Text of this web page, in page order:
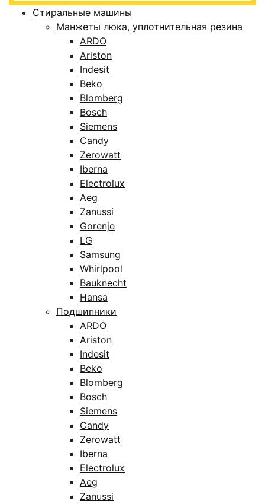
Стиральные машины
Манжеты люка, уплотнительная резина
ARDO
Ariston
Indesit
Beko
Blomberg
Bosch
Siemens
Candy
Zerowatt
Iberna
Electrolux
Aeg
Zanussi
Gorenje
LG
Samsung
Whirlpool
Bauknecht
Hansa
Подшипники
ARDO
Ariston
Indesit
Beko
Blomberg
Bosch
Siemens
Candy
Zerowatt
Iberna
Electrolux
Aeg
Zanussi